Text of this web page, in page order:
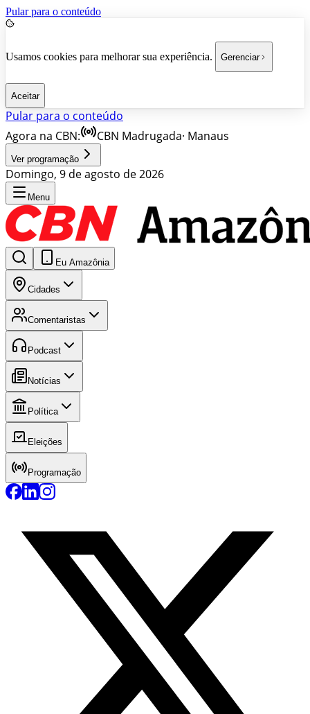
Pular para o conteúdo
Usamos cookies para melhorar sua experiência. Gerenciar
Aceitar
Pular para o conteúdo
Agora na CBN:
CBN Madrugada· Manaus
Ver programação
Domingo, 9 de agosto de 2026
Menu
Eu Amazônia
Cidades
Comentaristas
Podcast
Notícias
Política
Eleições
Programação